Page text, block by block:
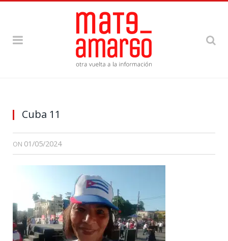
Cuba 11
ON 01/05/2024